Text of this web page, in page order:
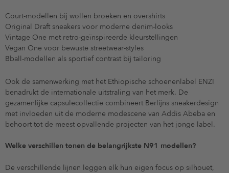
Court-modellen bij wollen broeken en overshirts
Original Draft sneakers voor moderne denim-looks
Vintage One met retro-geïnspireerde kleurstellingen
Vegan One voor bewuste streetwear-styles
Bball-modellen als sportief contrast bij tailoring
Ook de samenwerking met het Ethiopische schoenenlabel ENZI
benadrukt de internationale uitstraling van het merk. De
gezamenlijke capsulecollectie combineert Berlijns sneakerdesign
met invloeden uit de moderne modescene van Addis Abeba en
behoort tot de meest opvallende projecten van het jonge label.
Welke verschillen tonen de belangrijkste N91 modellen?
De verschillende lijnen leggen elk hun eigen focus op silhouet,